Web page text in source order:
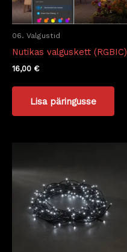
06. Valgustid
Nutikas valguskett (RGBIC)
16,00 €
Lisa päringusse